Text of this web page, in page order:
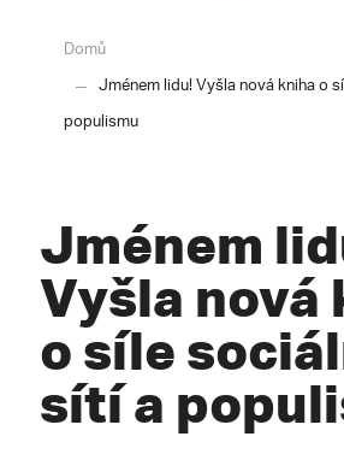
Domů
Jménem lidu! Vyšla nová kniha o
populismu
Jménem
Vyšla nová
o síle
sítí a